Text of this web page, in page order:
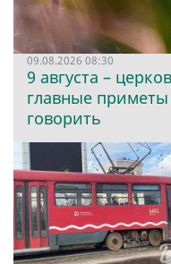
09.08.2026 08:30
9 августа –
главные
говорить